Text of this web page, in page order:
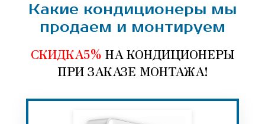
Какие кондиционеры мы
продаем и монтируем
СКИДКА5% НА КОНДИЦИОНЕРЫ
ПРИ ЗАКАЗЕ МОНТАЖА!